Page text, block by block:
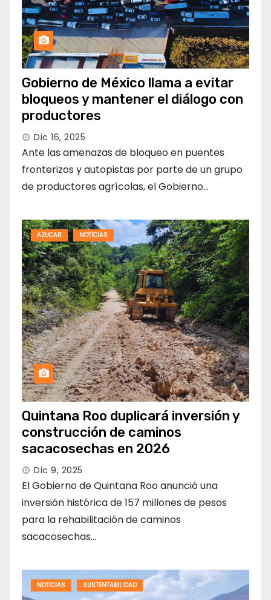
Gobierno de México llama a evitar
bloqueos y mantener el diálogo con
productores
Dic 16, 2025
Ante las amenazas de bloqueo en puentes
fronterizos y autopistas por parte de un grupo
de productores agrícolas, el Gobierno…
AZUCAR NOTICIAS
Quintana Roo duplicará inversión y
construcción de caminos
sacacosechas en 2026
Dic 9, 2025
El Gobierno de Quintana Roo anunció una
inversión histórica de 157 millones de pesos
para la rehabilitación de caminos
sacacosechas…
NOTICIAS SUSTENTABILIDAD